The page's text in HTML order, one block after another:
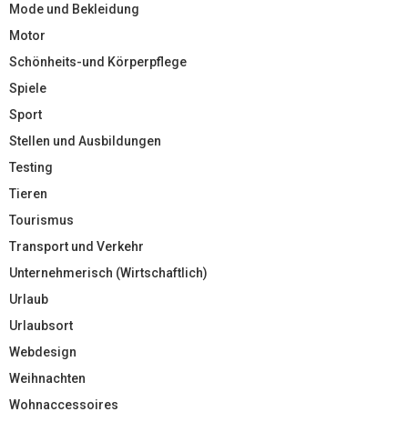
Mode und Bekleidung
Motor
Schönheits-und Körperpflege
Spiele
Sport
Stellen und Ausbildungen
Testing
Tieren
Tourismus
Transport und Verkehr
Unternehmerisch (Wirtschaftlich)
Urlaub
Urlaubsort
Webdesign
Weihnachten
Wohnaccessoires